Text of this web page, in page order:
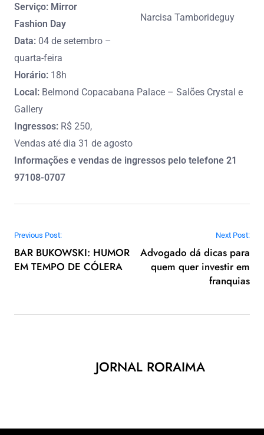
Narcisa Tamborideguy
Serviço: Mirror
Fashion Day
Data: 04 de setembro –
quarta-feira
Horário: 18h
Local: Belmond Copacabana Palace – Salões Crystal e
Gallery
Ingressos: R$ 250,
Vendas até dia 31 de agosto
Informações e vendas de ingressos pelo telefone 21
97108-0707
Navegação de Post
Previous Post:
BAR BUKOWSKI: HUMOR
EM TEMPO DE CÓLERA
Next Post:
Advogado dá dicas para
quem quer investir em
franquias
JORNAL RORAIMA